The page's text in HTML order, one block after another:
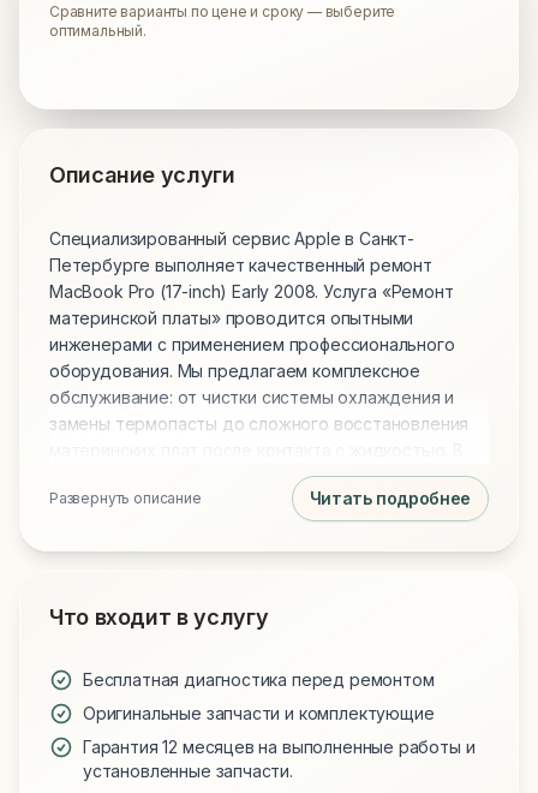
Сравните варианты по цене и сроку — выберите
оптимальный.
Описание услуги
Специализированный сервис Apple в Санкт-
Петербурге выполняет качественный ремонт
MacBook Pro (17-inch) Early 2008. Услуга «Ремонт
материнской платы» проводится опытными
инженерами с применением профессионального
оборудования. Мы предлагаем комплексное
обслуживание: от чистки системы охлаждения и
замены термопасты до сложного восстановления
нашем распоряжении всегда есть оригинальные
дисплейные модули, новые аккумуляторы и
гарантию на все запчасти и выполненные работы.
Развернуть описание Читать подробнее
Что входит в услугу
Бесплатная диагностика перед ремонтом
Оригинальные запчасти и комплектующие
Гарантия 12 месяцев на выполненные работы и
установленные запчасти.